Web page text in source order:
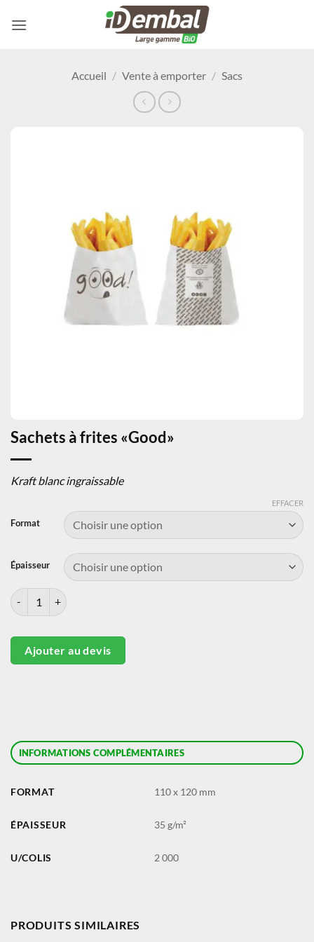
Accueil / Vente à emporter / Sacs
Sachets à frites «Good»
Kraft blanc ingraissable
Format
Épaisseur
EFFACER
quantité de Sachets à frites «Good»
Ajouter au devis
INFORMATIONS COMPLÉMENTAIRES
FORMAT 110 x 120 mm
ÉPAISSEUR 35 g/m²
U/COLIS 2 000
PRODUITS SIMILAIRES